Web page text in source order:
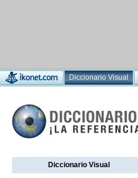
Diccionario Visual
Diccionario Visual